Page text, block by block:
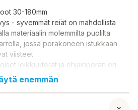
30-180mm
- syvemmät reiät on mahdollista
materiaalin molemmilta puolilta
jossa porakoneen istukkaan
viisteet
leikkuuterät ja ohjainporan eri
ovat esimerkiksi: puu,
laminaatti, kipsilevy jne.
enemmän